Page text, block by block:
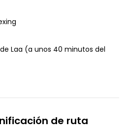
Laa (a unos 40 minutos del
de ruta